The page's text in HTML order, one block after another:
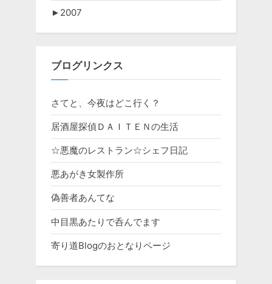
► 2007
ブログリンクス
さてと、今夜はどこ行く？
居酒屋探偵ＤＡＩＴＥＮの生活
☆悪魔のレストラン☆シェフ日記
悪あがき女製作所
偽善者あんてな
中目黒あたりで呑んでます
寄り道Blogのおとなりページ